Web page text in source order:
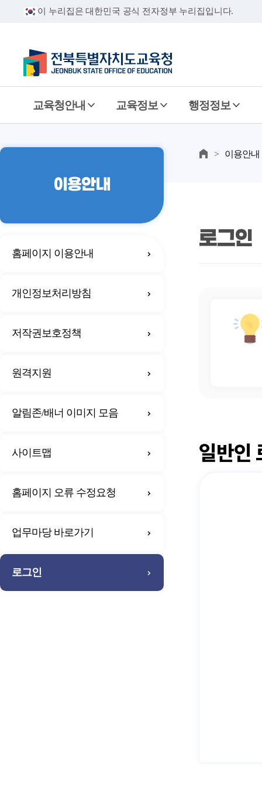
이 누리집은 대한민국 공식 전자정부 누리집입니다.
교육청안내 교육정보 행정정보
이용안내
홈페이지 이용안내
개인정보처리방침
저작권보호정책
원격지원
알림존/배너 이미지 모음
사이트맵
홈페이지 오류 수정요청
업무마당 바로가기
로그인
이용안내
로그인
일반인